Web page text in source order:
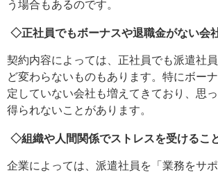
う場合もあるのです。
◇正社員でもボーナスや退職金がない会
契約内容によっては、正社員でも派遣社
ど変わらないものもあります。特にボー
定していない会社も増えてきており、思
得られないことがあります。
◇組織や人間関係でストレスを受けるこ
企業によっては、派遣社員を「業務をサ